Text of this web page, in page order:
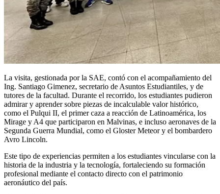
La visita, gestionada por la SAE, contó con el acompañamiento del
Ing. Santiago Gimenez, secretario de Asuntos Estudiantiles, y de
tutores de la facultad. Durante el recorrido, los estudiantes pudieron
admirar y aprender sobre piezas de incalculable valor histórico,
como el Pulqui II, el primer caza a reacción de Latinoamérica, los
Mirage y A4 que participaron en Malvinas, e incluso aeronaves de la
Segunda Guerra Mundial, como el Gloster Meteor y el bombardero
Avro Lincoln.
Este tipo de experiencias permiten a los estudiantes vincularse con la
historia de la industria y la tecnología, fortaleciendo su formación
profesional mediante el contacto directo con el patrimonio
aeronáutico del país.